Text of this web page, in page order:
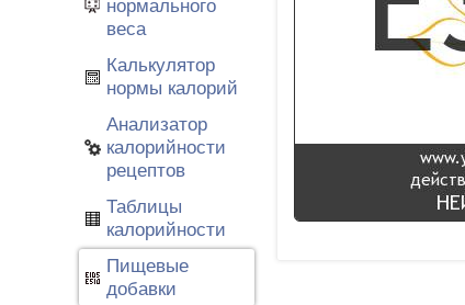
нормального
веса
Калькулятор
нормы калорий
Анализатор
калорийности
рецептов
Таблицы
калорийности
Пищевые
добавки